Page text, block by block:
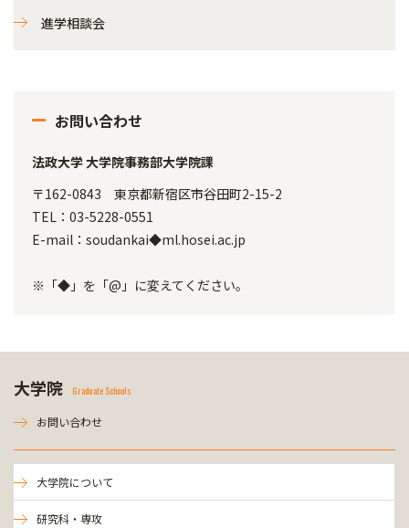
進学相談会
お問い合わせ
法政大学 大学院事務部大学院課
〒162-0843 東京都新宿区市谷田町2-15-2
TEL：03-5228-0551
E-mail：soudankai◆ml.hosei.ac.jp
※「◆」を「@」に変えてください。
大学院 Graduate Schools
お問い合わせ
大学院について
研究科・専攻